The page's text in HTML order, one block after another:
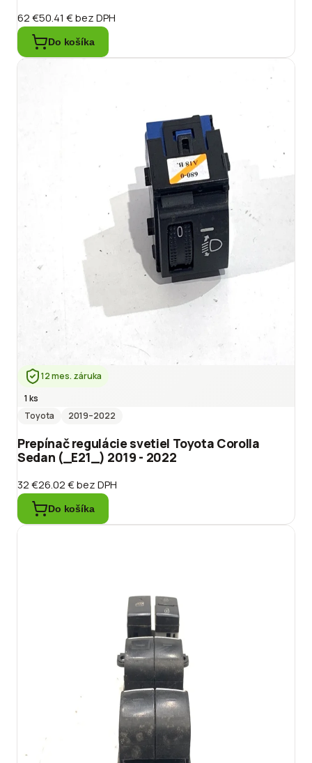
62 €50.41 €bez DPH
Do košíka
12 mes. záruka
1 ks
Toyota
2019–2022
Prepínač regulácie svetiel Toyota Corolla
Sedan (_E21_) 2019 - 2022
32 €26.02 €bez DPH
Do košíka